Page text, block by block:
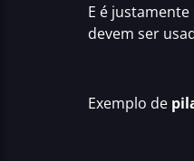
E é
devem ser
Exemplo de